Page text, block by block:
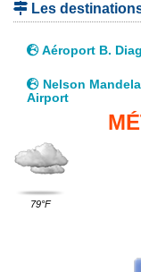
Les
Aéroport B.
Nelson
Airport
79°F